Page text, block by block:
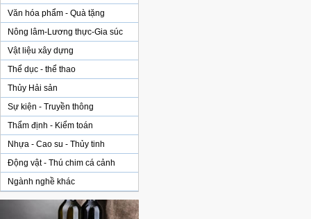
Văn hóa phẩm - Quà tặng
Nông lâm-Lương thực-Gia súc
Vật liệu xây dựng
Thể dục - thể thao
Thủy Hải sản
Sự kiện - Truyền thông
Thẩm định - Kiểm toán
Nhựa - Cao su - Thủy tinh
Động vật - Thú chim cá cảnh
Ngành nghề khác